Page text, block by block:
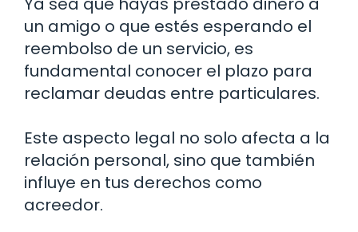
un amigo o que estés esperando el
reembolso de un servicio, es
fundamental conocer el plazo para
reclamar deudas entre particulares.
Este aspecto legal no solo afecta a la
relación personal, sino que también
influye en tus derechos como
acreedor.